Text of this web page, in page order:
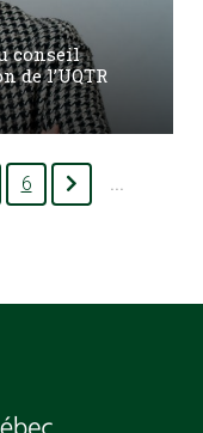
conseil
de l’UQTR
6